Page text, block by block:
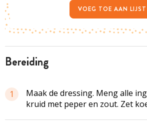
bereiding
1
Maak de dressing. Meng alle
kruid met peper en zout. Zet
VOEG TOE AAN LIJST